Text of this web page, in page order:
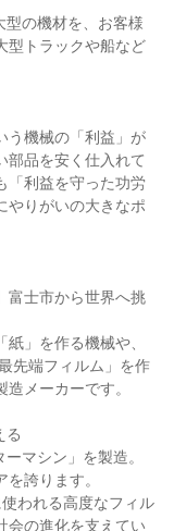
の機材を、お客様
型トラックや船など
う機械の「利益」が
部品を安く仕入れて
「利益を守った功労
やりがいの大きなポ
富士市から世界へ挑
」を作る機械や、
先端フィルム」を作
メーカーです。
る
マシン」を製造。
誇ります。
われる高度なフィル
会の進化を支えてい